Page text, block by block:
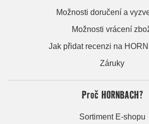
Možnosti doručení a
Možnosti vrácení
Jak přidat recenzi na
Záruky
Proč HORNBACH?
Sortiment E-shopu